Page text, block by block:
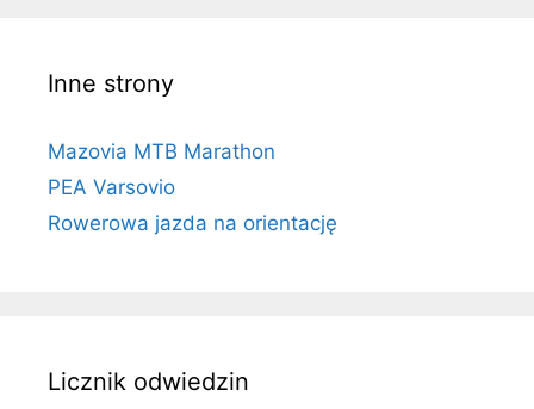
Inne strony
Mazovia MTB Marathon
PEA Varsovio
Rowerowa jazda na orientację
Licznik odwiedzin